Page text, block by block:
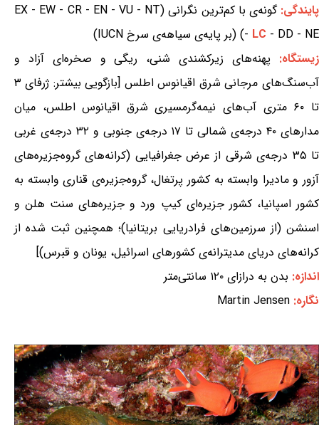
پایندگی:
گونه‌ی با کم‌ترین نگرانی (EX - EW - CR - EN - VU - NT
- LC - DD - NE) (بر پایه‌ی سیاهه‌ی سرخ IUCN)
زیستگاه: پهنه‌های زیرکشندی شنی، ریگی و صخره‌ای آزاد و
آب‌سنگ‌های مرجانی شرق اقیانوس اطلس [بازگویی بیشتر: ژرفای ۳
تا ۶۰ متری آب‌های نیمه‌گرمسیری شرق اقیانوس اطلس، میان
مدارهای ۴۰ درجه‌ی شمالی تا ۱۷ درجه‌ی جنوبی و ۳۲ درجه‌ی غربی
تا ۳۵ درجه‌ی شرقی از عرض جغرافیایی (کرانه‌های گروه‌جزیره‌های
آزور و مادیرا وابسته به کشور پرتغال، گروه‌جزیره‌ی قناری وابسته به
کشور اسپانیا، کشور جزیره‌ای کیپ ورد و جزیره‌های سنت هلن و
اسنشن (از سرزمین‌های فرادریایی بریتانیا)؛ همچنین ثبت شده از
کرانه‌های دریای مدیترانه‌ی کشورهای اسرائیل، یونان و قبرس)]
اندازه: بدن به درازای ۱۲۰ سانتی‌متر
نگاره: Martin Jensen